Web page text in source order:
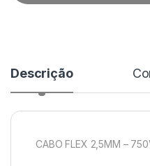
Descrição
CABO FLEX 2,5MM –